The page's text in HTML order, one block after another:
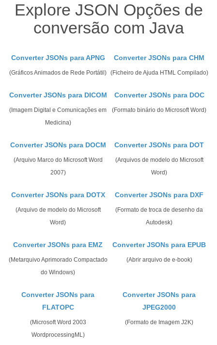
Explore JSON Opções de
conversão com Java
Converter JSONs para APNG
(Gráficos Animados de Rede Portátil)
Converter JSONs para CHM
(Ficheiro de Ajuda HTML Compilado)
Converter JSONs para DICOM
(Imagem Digital e Comunicações em
Medicina)
Converter JSONs para DOC
(Formato binário do Microsoft Word)
Converter JSONs para DOCM
(Arquivo Marco do Microsoft Word
2007)
Converter JSONs para DOT
(Arquivos de modelo do Microsoft
Word)
Converter JSONs para DOTX
(Arquivo de modelo do Microsoft
Word)
Converter JSONs para DXF
(Formato de troca de desenho da
Autodesk)
Converter JSONs para EMZ
(Metarquivo Aprimorado Compactado
do Windows)
Converter JSONs para EPUB
(Abrir arquivo de e-book)
Converter JSONs para
FLATOPC
(Microsoft Word 2003
WordprocessingML)
Converter JSONs para
JPEG2000
(Formato de Imagem J2K)